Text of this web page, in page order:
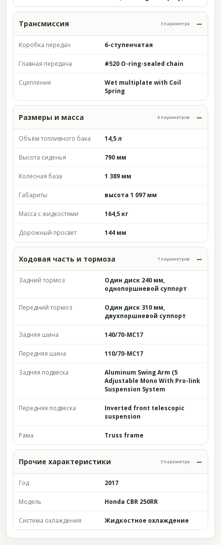
Трансмиссия 3 параметра
Коробка передач 6-ступенчатая
Главная передача #520 O-ring-sealed chain
Сцепление
Wet multiplate with Coil
Spring
Размеры и масса 6 параметров
Объём топливного бака 14,5 л
Высота сиденья 790 мм
Колёсная база 1 389 мм
Габариты высота 1 097 мм
Масса с жидкостями 164,5 кг
Дорожный просвет 144 мм
Ходовая часть и тормоза 7 параметров
Задний тормоз
Один диск 240 мм,
однопоршневой суппорт
Передний тормоз
Один диск 310 мм,
двухпоршневой суппорт
Задняя шина 140/70-MC17
Передняя шина 110/70-MC17
Задняя подвеска
Aluminum Swing Arm (5
Adjustable Mono With Pro-link
Suspension System
Передняя подвеска
Inverted front telescopic
suspension
Рама Truss frame
Прочие характеристики 3 параметра
Год 2017
Модель Honda CBR 250RR
Система охлаждения Жидкостное охлаждение